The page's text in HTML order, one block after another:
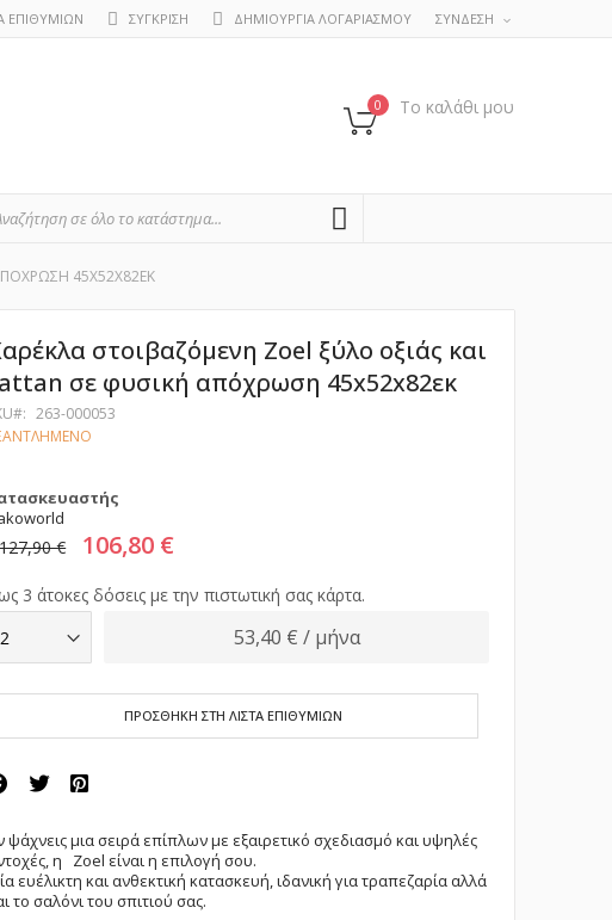
ΕΠΙΘΥΜΙΩΝ ΣΥΓΚΡΙΣΗ ΣΥΝΔΕΣΗ
ΔΗΜΙΟΥΡΓΙΑ ΛΟΓΑΡΙΑΣΜΟΥ
Το καλάθι μου
0
45X52X82ΕΚ
στοιβαζόμενη Zoel ξύλο οξιάς και
σε φυσική απόχρωση 45x52x82εκ
263-000053
127,90 € 106,80 €
3 άτοκες δόσεις με την πιστωτική σας κάρτα.
53,40 € / μήνα
ΠΡΟΣΘΗΚΗ ΣΤΗ ΛΙΣΤΑ ΕΠΙΘΥΜΙΩΝ
ψάχνεις μια σειρά επίπλων με εξαιρετικό σχεδιασμό και υψηλές
η Zoel είναι η επιλογή σου.
ευέλικτη και ανθεκτική κατασκευή, ιδανική για τραπεζαρία αλλά
το σαλόνι του σπιτιού σας.